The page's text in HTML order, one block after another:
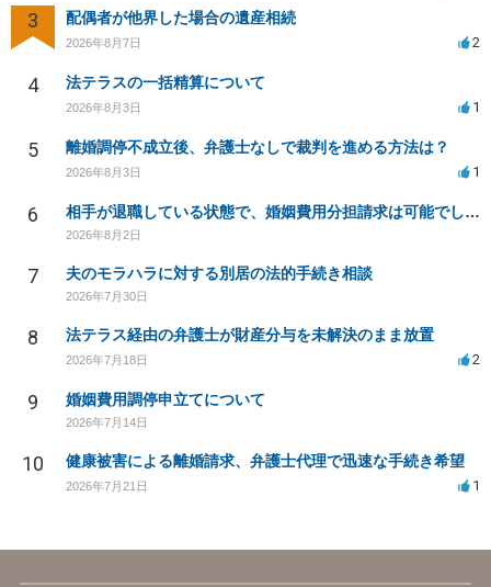
3 配偶者が他界した場合の遺産相続
2026年8月7日 2
4 法テラスの一括精算について
2026年8月3日 1
5 離婚調停不成立後、弁護士なしで裁判を進める方法は？
2026年8月3日 1
6 相手が退職している状態で、婚姻費用分担請求は可能でしょうか？
2026年8月2日
7 夫のモラハラに対する別居の法的手続き相談
2026年7月30日
8 法テラス経由の弁護士が財産分与を未解決のまま放置
2026年7月18日 2
9 婚姻費用調停申立てについて
2026年7月14日
10 健康被害による離婚請求、弁護士代理で迅速な手続き希望
2026年7月21日 1